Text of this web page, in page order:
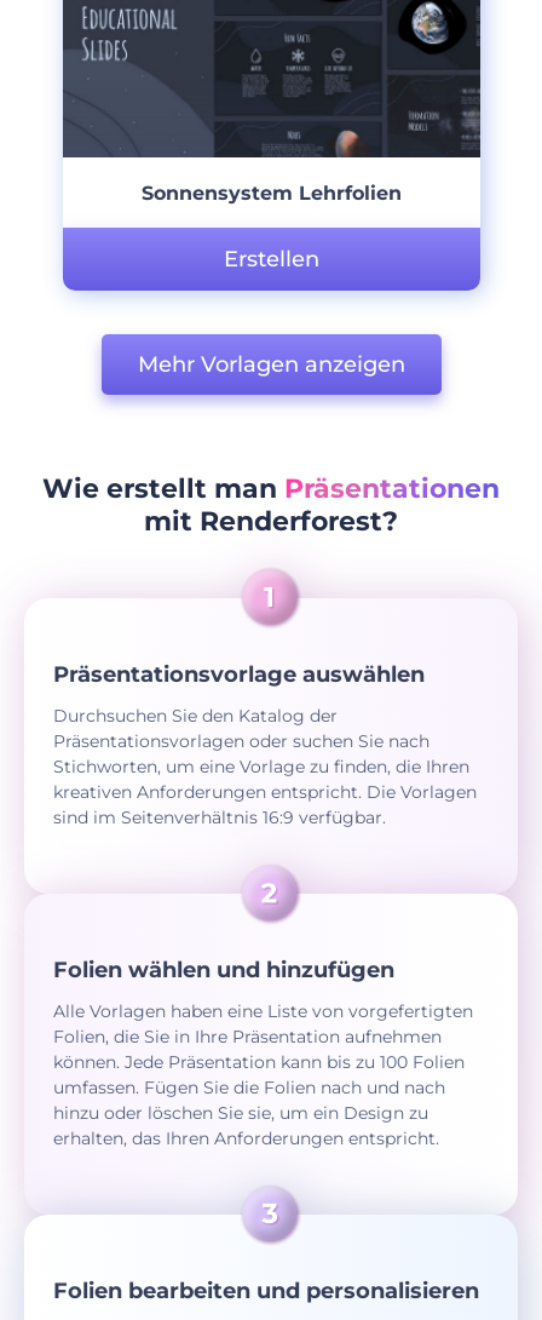
Sonnensystem Lehrfolien
Erstellen
Mehr Vorlagen anzeigen
Wie erstellt man Präsentationen
mit Renderforest?
Präsentationsvorlage auswählen
Durchsuchen Sie den Katalog der
Präsentationsvorlagen oder suchen Sie nach
Stichworten, um eine Vorlage zu finden, die Ihren
kreativen Anforderungen entspricht. Die Vorlagen
sind im Seitenverhältnis 16:9 verfügbar.
Folien wählen und hinzufügen
Alle Vorlagen haben eine Liste von vorgefertigten
Folien, die Sie in Ihre Präsentation aufnehmen
können. Jede Präsentation kann bis zu 100 Folien
umfassen. Fügen Sie die Folien nach und nach
hinzu oder löschen Sie sie, um ein Design zu
erhalten, das Ihren Anforderungen entspricht.
Folien bearbeiten und personalisieren